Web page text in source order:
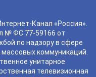
Канал «Россия».
№ ФС 77-59166 от
по надзору в сфере
коммуникаций.
унитарное
телевизионная